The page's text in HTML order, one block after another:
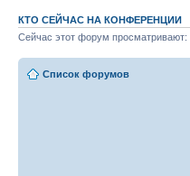
КТО СЕЙЧАС НА КОНФЕРЕНЦИИ
Сейчас этот форум просматривают:
Список форумов